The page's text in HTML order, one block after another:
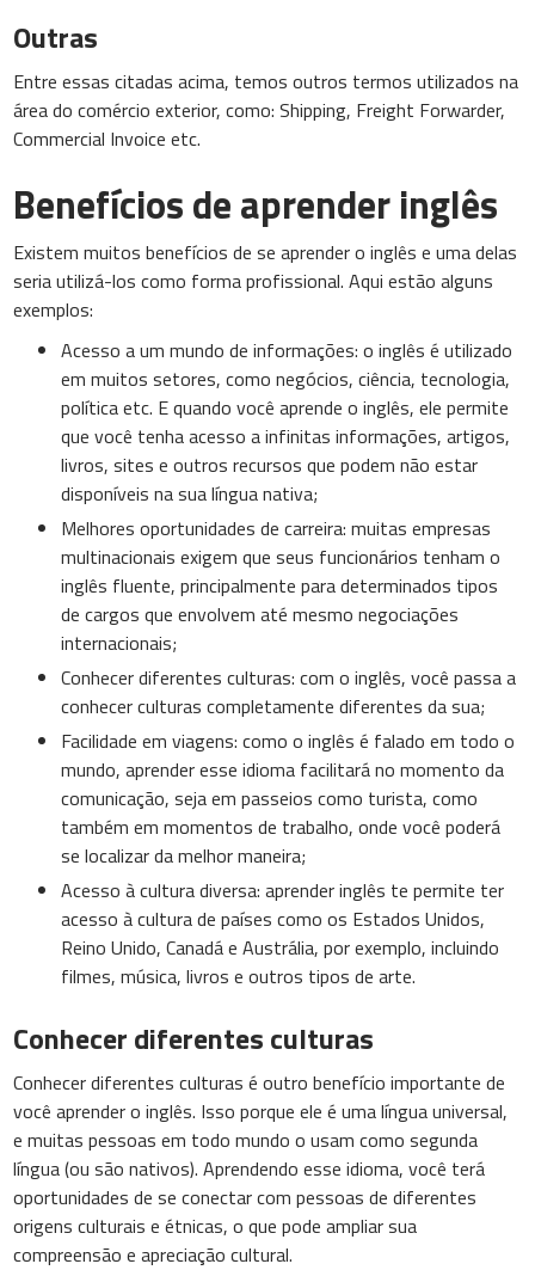
Outras
Entre essas citadas acima, temos outros termos utilizados na
área do comércio exterior, como: Shipping, Freight Forwarder,
Commercial Invoice etc.
Benefícios de aprender inglês
Existem muitos benefícios de se aprender o inglês e uma delas
seria utilizá-los como forma profissional. Aqui estão alguns
exemplos:
Acesso a um mundo de informações: o inglês é utilizado
em muitos setores, como negócios, ciência, tecnologia,
política etc. E quando você aprende o inglês, ele permite
que você tenha acesso a infinitas informações, artigos,
livros, sites e outros recursos que podem não estar
disponíveis na sua língua nativa;
Melhores oportunidades de carreira: muitas empresas
multinacionais exigem que seus funcionários tenham o
inglês fluente, principalmente para determinados tipos
de cargos que envolvem até mesmo negociações
internacionais;
Conhecer diferentes culturas: com o inglês, você passa a
conhecer culturas completamente diferentes da sua;
Facilidade em viagens: como o inglês é falado em todo o
mundo, aprender esse idioma facilitará no momento da
comunicação, seja em passeios como turista, como
também em momentos de trabalho, onde você poderá
se localizar da melhor maneira;
Acesso à cultura diversa: aprender inglês te permite ter
acesso à cultura de países como os Estados Unidos,
Reino Unido, Canadá e Austrália, por exemplo, incluindo
filmes, música, livros e outros tipos de arte.
Conhecer diferentes culturas
Conhecer diferentes culturas é outro benefício importante de
você aprender o inglês. Isso porque ele é uma língua universal,
e muitas pessoas em todo mundo o usam como segunda
língua (ou são nativos). Aprendendo esse idioma, você terá
oportunidades de se conectar com pessoas de diferentes
origens culturais e étnicas, o que pode ampliar sua
compreensão e apreciação cultural.